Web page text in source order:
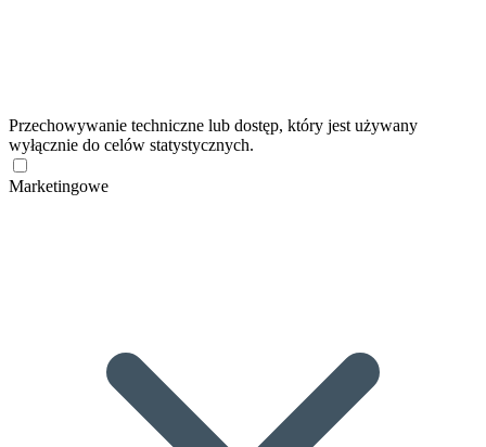
Przechowywanie techniczne lub dostęp, który jest używany
wyłącznie do celów statystycznych.
Marketingowe